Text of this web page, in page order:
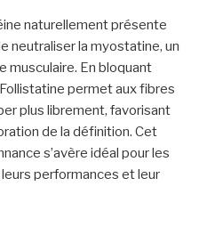
naturellement présente
neutraliser la myostatine, un
musculaire. En bloquant
permet aux fibres
plus librement, favorisant
de la définition. Cet
s’avère idéal pour les
performances et leur